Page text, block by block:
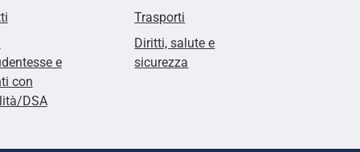
e
con
DSA
Trasporti
Diritti, salute e
sicurezza